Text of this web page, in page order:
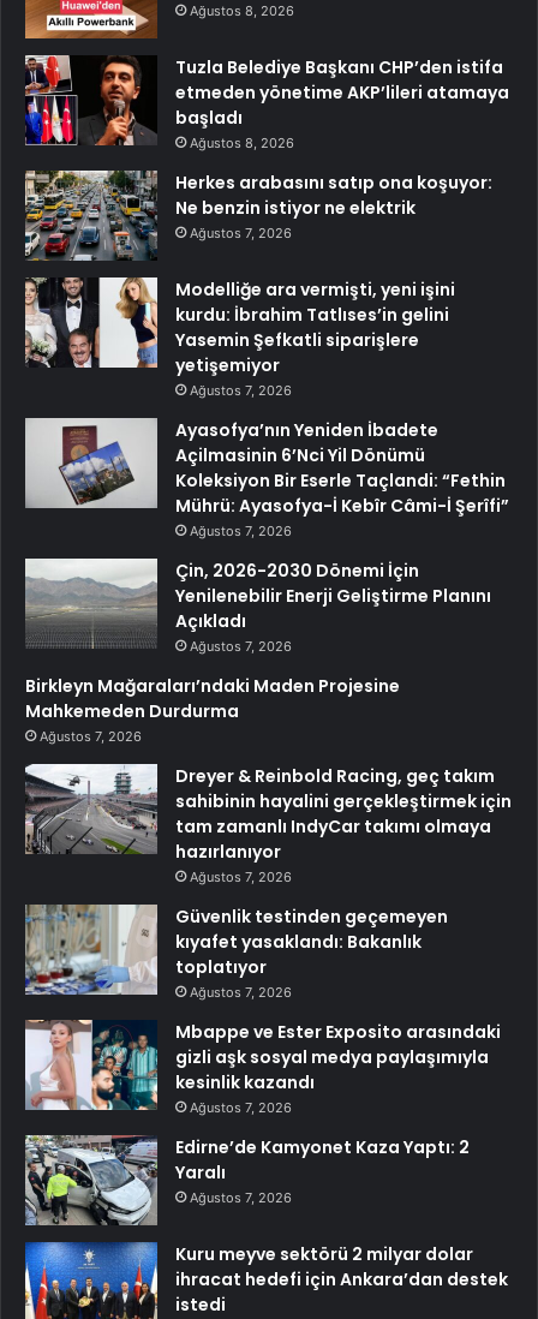
Ağustos 8, 2026
Tuzla Belediye Başkanı CHP’den istifa
etmeden yönetime AKP’lileri atamaya
başladı
Ağustos 8, 2026
Herkes arabasını satıp ona koşuyor:
Ne benzin istiyor ne elektrik
Ağustos 7, 2026
Modelliğe ara vermişti, yeni işini
kurdu: İbrahim Tatlıses’in gelini
Yasemin Şefkatli siparişlere
yetişemiyor
Ağustos 7, 2026
Ayasofya’nın Yeniden İbadete
Açilmasinin 6’Nci Yil Dönümü
Koleksiyon Bir Eserle Taçlandi: “Fethin
Mührü: Ayasofya-İ Kebîr Câmi-İ Şerîfi”
Ağustos 7, 2026
Çin, 2026-2030 Dönemi İçin
Yenilenebilir Enerji Geliştirme Planını
Açıkladı
Ağustos 7, 2026
Birkleyn Mağaraları’ndaki Maden Projesine
Mahkemeden Durdurma
Ağustos 7, 2026
Dreyer & Reinbold Racing, geç takım
sahibinin hayalini gerçekleştirmek için
tam zamanlı IndyCar takımı olmaya
hazırlanıyor
Ağustos 7, 2026
Güvenlik testinden geçemeyen
kıyafet yasaklandı: Bakanlık
toplatıyor
Ağustos 7, 2026
Mbappe ve Ester Exposito arasındaki
gizli aşk sosyal medya paylaşımıyla
kesinlik kazandı
Ağustos 7, 2026
Edirne’de Kamyonet Kaza Yaptı: 2
Yaralı
Ağustos 7, 2026
Kuru meyve sektörü 2 milyar dolar
ihracat hedefi için Ankara’dan destek
istedi